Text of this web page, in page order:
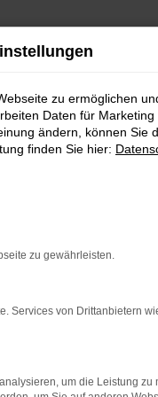
Funktioniert die
sind.
dass bestimmte
zu ermöglichen
Daten für
ändern, können Sie
finden Sie hier:
zu gewährleisten.
Services von Drittanbietern
um die Leistung